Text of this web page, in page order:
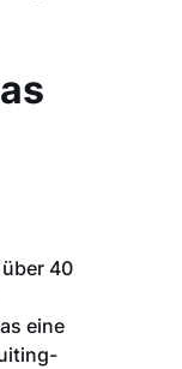
40
eine